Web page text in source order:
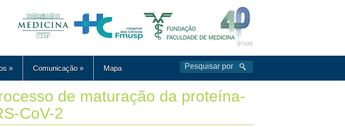
» Comunicação» Mapa
de maturação da proteína-
CoV-2